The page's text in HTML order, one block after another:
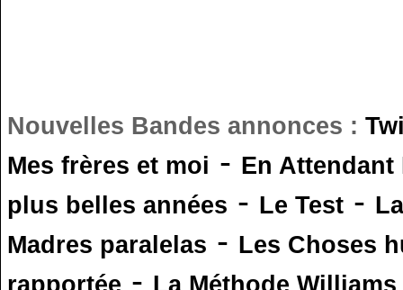
Nouvelles Bandes annonces :
Mes frères et moi - En
plus belles années - Le Test -
Madres paralelas - Les Choses
rapportée - La Méthode Williams